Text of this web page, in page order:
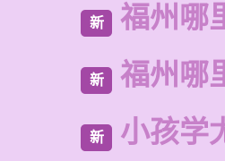
新 福州哪
新 福州哪
新 小孩学